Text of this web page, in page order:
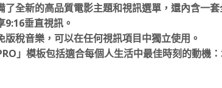
全新的高品質電影主題和視訊選單，還內含一
垂直視訊。
稅音樂，可以在任何視訊項目中獨立使用。
」模板包括適合每個人生活中最佳時刻的動機